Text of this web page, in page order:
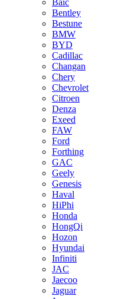
Baic
Bentley
Bestune
BMW
BYD
Cadillac
Changan
Chery
Chevrolet
Citroen
Denza
Exeed
FAW
Ford
Forthing
GAC
Geely
Genesis
Haval
HiPhi
Honda
HongQi
Hozon
Hyundai
Infiniti
JAC
Jaecoo
Jaguar